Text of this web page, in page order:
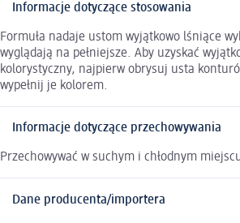
Informacje dotyczące stosowania
Formuła nadaje ustom wyjątkowo lśniące
wyglądają na pełniejsze. Aby uzyskać
kolorystyczny, najpierw obrysuj usta
wypełnij je kolorem.
Informacje dotyczące przechowywania
Przechowywać w suchym i chłodnym
Dane producenta/importera